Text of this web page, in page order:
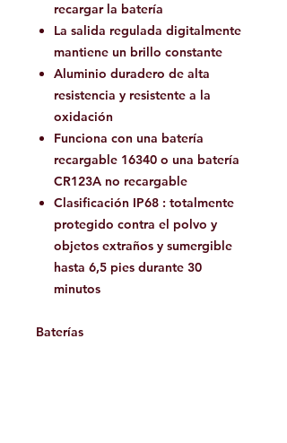
recargar la batería
La salida regulada digitalmente
mantiene un brillo constante
Aluminio duradero de alta
resistencia y resistente a la
oxidación
Funciona con una batería
recargable 16340 o una batería
CR123A no recargable
Clasificación IP68 : totalmente
protegido contra el polvo y
objetos extraños y sumergible
hasta 6,5 ​​pies durante 30
minutos
Baterías